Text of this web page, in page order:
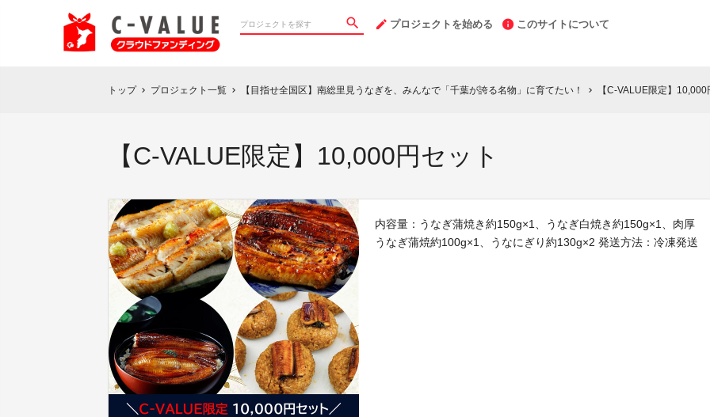
プロジェクトを始める このサイトについて
トップ chevron_right プロジェクト一覧 chevron_right 【目指せ全国区】南総里見うなぎを、みんなで「千葉が誇る名物」に育てたい！ chevron_right 【C-VALUE限定】
【C-VALUE限定】10,000円セット
内容量：うなぎ蒲焼き約150g×1、うなぎ白焼き約150g×1、肉厚
うなぎ蒲焼約100g×1、うなにぎり約130g×2 発送方法：冷凍発送